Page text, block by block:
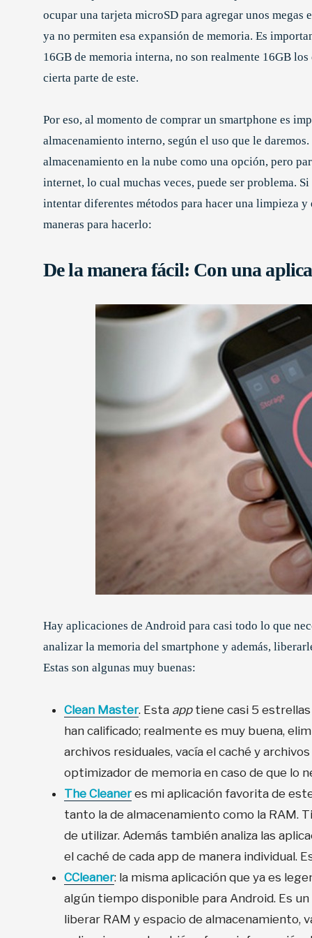
ocupar una tarjeta microSD para agregar unos megas
ya no permiten esa expansión de memoria. Es
16GB de memoria interna, no son realmente 16GB
cierta parte de este.
Por eso, al momento de comprar un smartphone es
almacenamiento interno, según el uso que le
almacenamiento en la nube como una opción, pero
internet, lo cual muchas veces, puede ser problema.
intentar diferentes métodos para hacer una limpieza
maneras para hacerlo:
De la manera fácil: Con una
Hay aplicaciones de Android para casi todo lo que
analizar la memoria del smartphone y además,
Estas son algunas muy buenas:
Clean Master. Esta apptiene casi 5 estrellas
han calificado; realmente es muy buena,
archivos residuales, vacía el caché y
optimizador de memoria en caso de que lo
The Cleaneres mi aplicación favorita de
tanto la de almacenamiento como la RAM.
de utilizar. Además también analiza las
el caché de cada app de manera individual.
CCleaner: la misma aplicación que ya es
algún tiempo disponible para Android. Es
liberar RAM y espacio de almacenamiento,